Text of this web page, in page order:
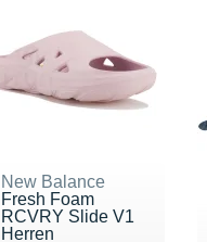
New Balance
Fresh Foam
RCVRY Slide V1
Herren